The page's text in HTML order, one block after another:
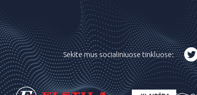
Sekite mus socialiniuose tinkluose: